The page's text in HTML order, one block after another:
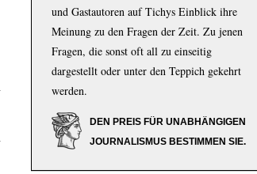
und Gastautoren auf Tichys Einblick ihre
Meinung zu den Fragen der Zeit. Zu jenen
Fragen, die sonst oft all zu einseitig
dargestellt oder unter den Teppich gekehrt
werden.
DEN PREIS FÜR UNABHÄNGIGEN
JOURNALISMUS BESTIMMEN SIE.